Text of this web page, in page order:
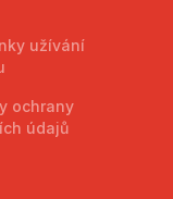
užívání
ochrany
údajů